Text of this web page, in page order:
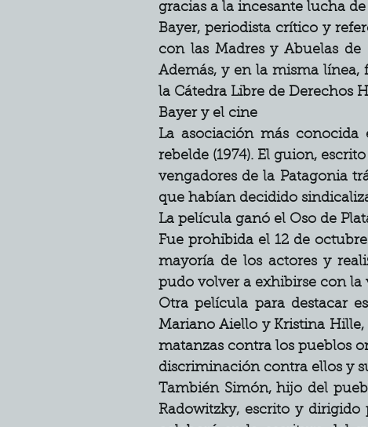
gracias a la incesante lucha
Bayer, periodista crítico y
con las Madres y Abuelas
Además, y en la misma línea,
la Cátedra Libre de Derechos
Bayer y el cine
La asociación más
rebelde (1974). El guion,
vengadores de la Patagonia
que habían decidido
La película ganó el Oso de
Fue prohibida el 12 de
mayoría de los actores y
pudo volver a exhibirse con la
Otra película para destacar
Mariano Aiello y Kristina
matanzas contra los pueblos
discriminación contra ellos y
También Simón, hijo del
Radowitzky, escrito y dirigido